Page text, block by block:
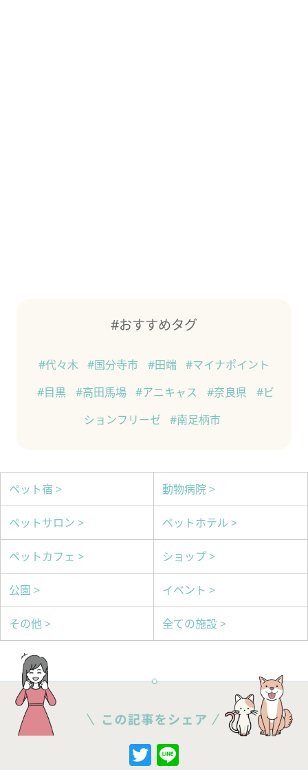
#おすすめタグ
#代々木 #国分寺市 #田端
#マイナポイント
#目黒
#高田馬場 #アニキャス #奈良県
#ビ
ションフリーゼ
#南足柄市
ペット宿 > 動物病院 >
ペットサロン > ペットホテル >
ペットカフェ > ショップ >
公園 > イベント >
その他 > 全ての施設 >
Twitter